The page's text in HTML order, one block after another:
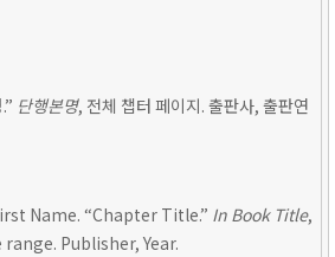
단행본명, 전체 챕터 페이지. 출판사, 출판연
Name. “Chapter Title.” In Book Title,
Publisher, Year.